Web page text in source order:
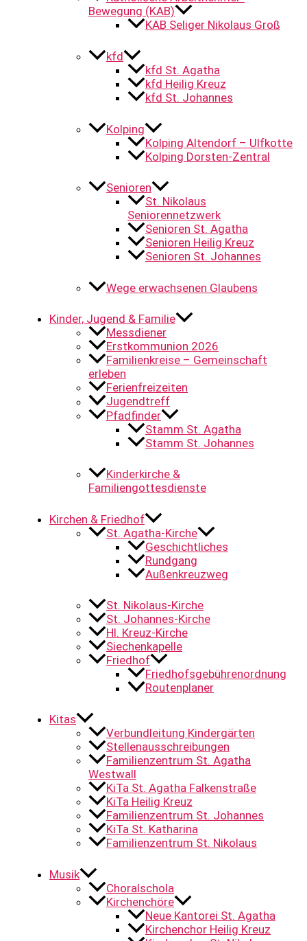
Bewegung (KAB)
KAB Seliger Nikolaus Groß
kfd
kfd St. Agatha
kfd Heilig Kreuz
kfd St. Johannes
Kolping
Kolping Altendorf – Ulfkotte
Kolping Dorsten-Zentral
Senioren
St. Nikolaus
Seniorennetzwerk
Senioren St. Agatha
Senioren Heilig Kreuz
Senioren St. Johannes
Wege erwachsenen Glaubens
Kinder, Jugend & Familie
Messdiener
Erstkommunion 2026
Familienkreise – Gemeinschaft
erleben
Ferienfreizeiten
Jugendtreff
Pfadfinder
Stamm St. Agatha
Stamm St. Johannes
Kinderkirche &
Familiengottesdienste
Kirchen & Friedhof
St. Agatha-Kirche
Geschichtliches
Rundgang
Außenkreuzweg
St. Nikolaus-Kirche
St. Johannes-Kirche
Hl. Kreuz-Kirche
Siechenkapelle
Friedhof
Friedhofsgebührenordnung
Routenplaner
Kitas
Verbundleitung Kindergärten
Stellenausschreibungen
Familienzentrum St. Agatha
Westwall
KiTa St. Agatha Falkenstraße
KiTa Heilig Kreuz
Familienzentrum St. Johannes
KiTa St. Katharina
Familienzentrum St. Nikolaus
Musik
Choralschola
Kirchenchöre
Neue Kantorei St. Agatha
Kirchenchor Heilig Kreuz